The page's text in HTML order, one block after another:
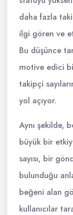
daha fazla
ilgi gören ve
Bu düşünce
motive edici
takipçi
yol açıyor.
Aynı şekilde,
büyük bir
sayısı, bir
bulunduğu
beğeni alan
kullanıcılar